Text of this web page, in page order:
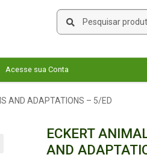
Pesquisar
Pesquisar
Acesse sua Conta
AND ADAPTATIONS – 5/ED
ECKERT
AND